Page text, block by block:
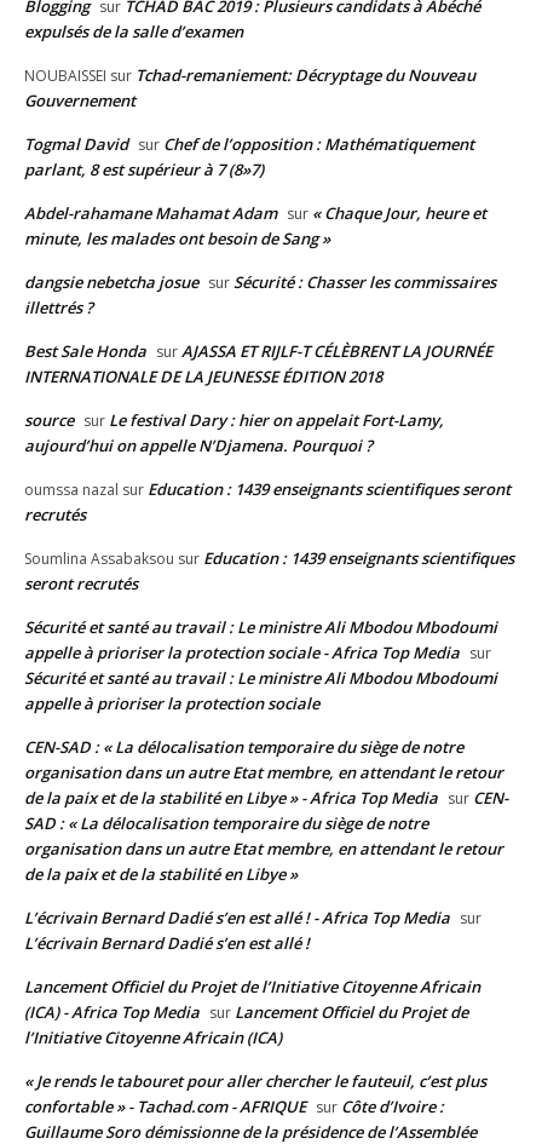
Blogging sur TCHAD BAC 2019 : Plusieurs candidats à Abéché
expulsés de la salle d’examen
NOUBAISSEI sur Tchad-remaniement: Décryptage du Nouveau
Gouvernement
Togmal David sur Chef de l’opposition : Mathématiquement
parlant, 8 est supérieur à 7 (8»7)
Abdel-rahamane Mahamat Adam sur « Chaque Jour, heure et
minute, les malades ont besoin de Sang »
dangsie nebetcha josue surSécurité : Chasser les commissaires
illettrés ?
Best Sale Honda surAJASSA ET RIJLF-T CÉLÈBRENT LA JOURNÉE
INTERNATIONALE DE LA JEUNESSE ÉDITION 2018
source sur Le festival Dary : hier on appelait Fort-Lamy,
aujourd’hui on appelle N’Djamena. Pourquoi ?
oumssa nazal sur Education : 1439 enseignants scientifiques seront
recrutés
Soumlina Assabaksou sur Education : 1439 enseignants scientifiques
seront recrutés
Sécurité et santé au travail : Le ministre Ali Mbodou Mbodoumi
appelle à prioriser la protection sociale - Africa Top Media sur
Sécurité et santé au travail : Le ministre Ali Mbodou Mbodoumi
appelle à prioriser la protection sociale
CEN-SAD : « La délocalisation temporaire du siège de notre
organisation dans un autre Etat membre, en attendant le retour
de la paix et de la stabilité en Libye » - Africa Top Media sur CEN-
SAD : « La délocalisation temporaire du siège de notre
organisation dans un autre Etat membre, en attendant le retour
de la paix et de la stabilité en Libye »
L’écrivain Bernard Dadié s’en est allé ! - Africa Top Media sur
L’écrivain Bernard Dadié s’en est allé !
Lancement Officiel du Projet de l’Initiative Citoyenne Africain
(ICA) - Africa Top Media sur Lancement Officiel du Projet de
l’Initiative Citoyenne Africain (ICA)
« Je rends le tabouret pour aller chercher le fauteuil, c’est plus
confortable » - Tachad.com - AFRIQUE sur Côte d’Ivoire :
Guillaume Soro démissionne de la présidence de l’Assemblée